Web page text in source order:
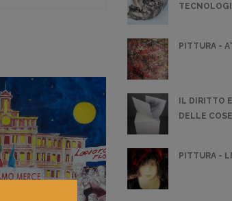
PITTURA -
IL DIRITTO
DELLE COSE
PITTURA -